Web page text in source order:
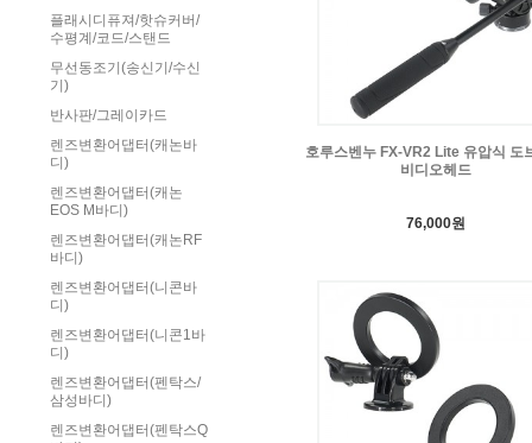
플래시디퓨져/핫슈커버/
수평계/코드/스탠드
무선동조기(송신기/수신
기)
반사판/그레이카드
렌즈변환어댑터(캐논바
디)
렌즈변환어댑터(캐논
EOS M바디)
렌즈변환어댑터(캐논RF
바디)
렌즈변환어댑터(니콘바
디)
렌즈변환어댑터(니콘1바
디)
렌즈변환어댑터(펜탁스/
삼성바디)
렌즈변환어댑터(펜탁스Q
호루스벤누 FX-VR2 Lite 유압식 도
비디오헤드
76,000원